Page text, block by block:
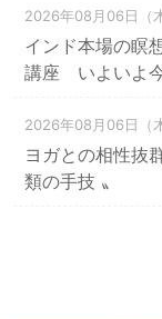
2026年08月06日（木
インド本場の瞑
講座 いよいよ今
2026年08月06日（木
ヨガとの相性抜
類の手技 〟